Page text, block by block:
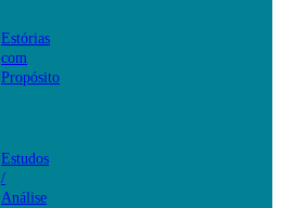
Estórias
com
Propósito
Estudos
/
Análise